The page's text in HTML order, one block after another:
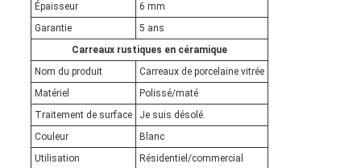
Épaisseur
6 mm
Garantie
5 ans
Carreaux rustiques en céramique
Nom du produit
Carreaux de porcelaine vitrée
Matériel
Polissé/maté
Traitement de surface
Je suis désolé.
Couleur
Blanc
Utilisation
Résidentiel/commercial